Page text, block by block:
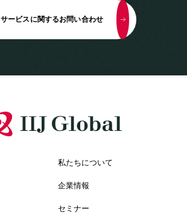
サービスに関するお問い合わせ
私たちについて
企業情報
セミナー